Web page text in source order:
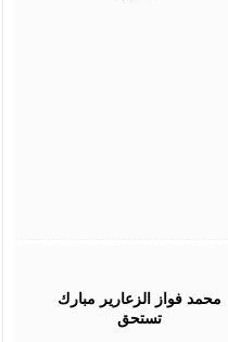
محمد فواز الزعارير مبارك
تستحق